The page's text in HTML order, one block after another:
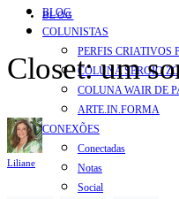
BLOG
COLUNISTAS
PERFIS CRIATIVOS
COLUNA SERGIO
COLUNA WAIR DE
ARTE.IN.FORMA
CONEXÕES
Conectadas
Notas
Social
BLOG
Closet: um
Liliane